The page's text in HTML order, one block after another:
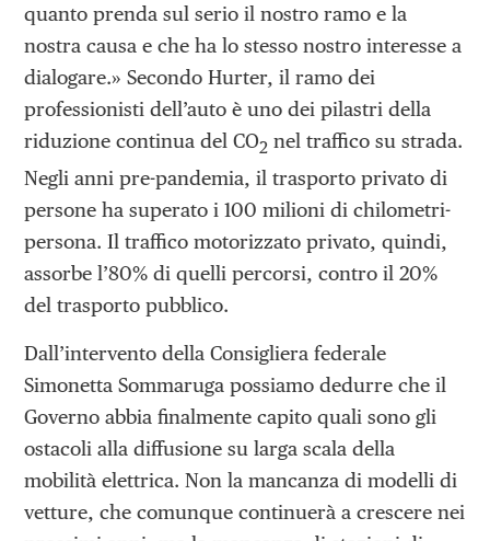
quanto prenda sul serio il nostro ramo e la
nostra causa e che ha lo stesso nostro interesse a
dialogare.» Secondo Hurter, il ramo dei
professionisti dell’auto è uno dei pilastri della
riduzione continua del CO2 nel traffico su strada.
Negli anni pre-pandemia, il trasporto privato di
persone ha superato i 100 milioni di chilometri-
persona. Il traffico motorizzato privato, quindi,
assorbe l’80% di quelli percorsi, contro il 20%
del trasporto pubblico.
Dall’intervento della Consigliera federale
Simonetta Sommaruga possiamo dedurre che il
Governo abbia finalmente capito quali sono gli
ostacoli alla diffusione su larga scala della
mobilità elettrica. Non la mancanza di modelli di
vetture, che comunque continuerà a crescere nei